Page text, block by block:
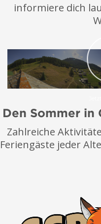
informiere dich
Den Sommer in
Zahlreiche
Feriengäste jeder